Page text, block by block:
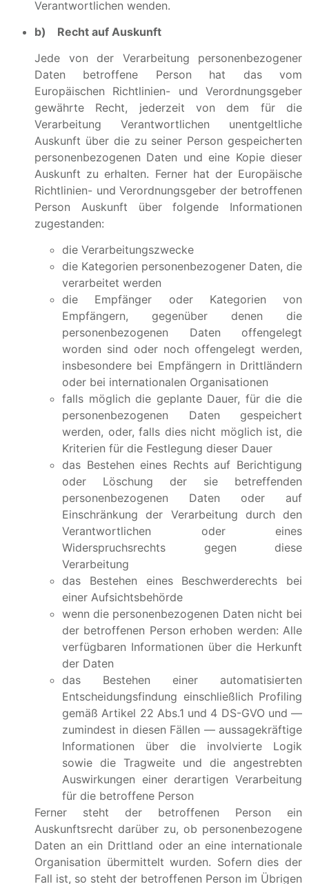
Verantwortlichen wenden.
b) Recht auf Auskunft
Jede von der Verarbeitung personenbezogener
Daten betroffene Person hat das vom
Europäischen Richtlinien- und Verordnungsgeber
gewährte Recht, jederzeit von dem für die
Verarbeitung Verantwortlichen unentgeltliche
Auskunft über die zu seiner Person gespeicherten
personenbezogenen Daten und eine Kopie dieser
Auskunft zu erhalten. Ferner hat der Europäische
Richtlinien- und Verordnungsgeber der betroffenen
Person Auskunft über folgende Informationen
zugestanden:
die Verarbeitungszwecke
die Kategorien personenbezogener Daten, die
verarbeitet werden
die Empfänger oder Kategorien von
Empfängern, gegenüber denen die
personenbezogenen Daten offengelegt
worden sind oder noch offengelegt werden,
insbesondere bei Empfängern in Drittländern
oder bei internationalen Organisationen
falls möglich die geplante Dauer, für die die
personenbezogenen Daten gespeichert
werden, oder, falls dies nicht möglich ist, die
Kriterien für die Festlegung dieser Dauer
das Bestehen eines Rechts auf Berichtigung
oder Löschung der sie betreffenden
personenbezogenen Daten oder auf
Einschränkung der Verarbeitung durch den
Verantwortlichen oder eines
Widerspruchsrechts gegen diese
Verarbeitung
das Bestehen eines Beschwerderechts bei
einer Aufsichtsbehörde
wenn die personenbezogenen Daten nicht bei
der betroffenen Person erhoben werden: Alle
verfügbaren Informationen über die Herkunft
der Daten
das Bestehen einer automatisierten
Entscheidungsfindung einschließlich Profiling
gemäß Artikel 22 Abs.1 und 4 DS-GVO und —
zumindest in diesen Fällen — aussagekräftige
Informationen über die involvierte Logik
sowie die Tragweite und die angestrebten
Auswirkungen einer derartigen Verarbeitung
für die betroffene Person
Ferner steht der betroffenen Person ein
Auskunftsrecht darüber zu, ob personenbezogene
Daten an ein Drittland oder an eine internationale
Organisation übermittelt wurden. Sofern dies der
Fall ist, so steht der betroffenen Person im Übrigen